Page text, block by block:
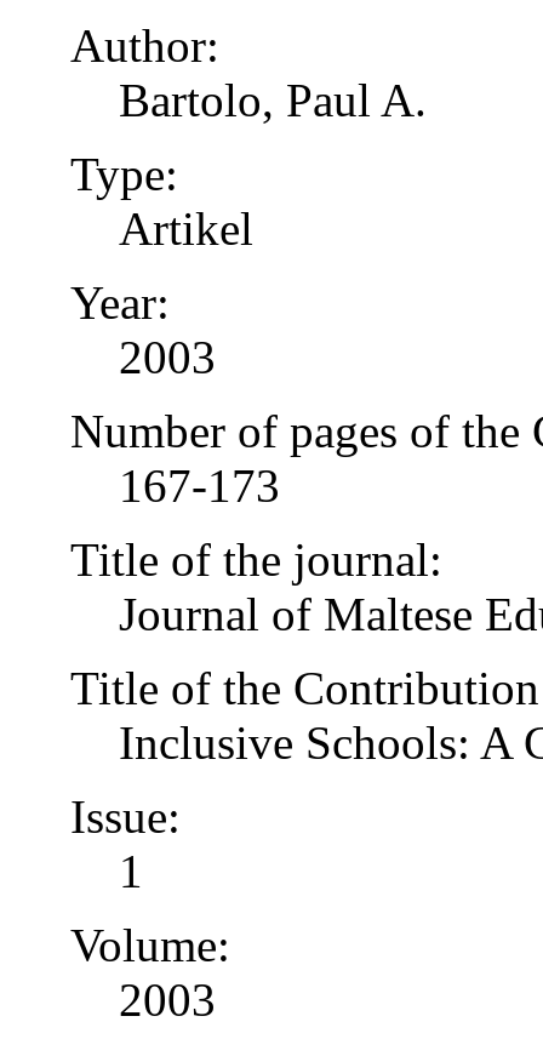
Author:
Bartolo, Paul A.
Type:
Artikel
Year:
2003
Number of pages of
167-173
Title of the journal:
Journal of Maltese
Title of the
Inclusive Schools: A
Issue:
1
Volume:
2003